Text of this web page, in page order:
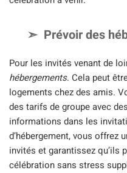
Prévoir des
Pour les invités venant de
hébergements. Cela peut
logements chez des amis.
des tarifs de groupe avec
informations dans les
d’hébergement, vous offrez
invités et garantissez qu’ils
célébration sans stress